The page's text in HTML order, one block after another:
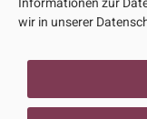
wir in unserer